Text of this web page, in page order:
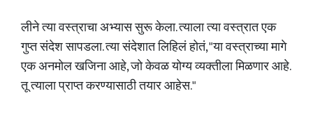
लीने त्या वस्त्राचा अभ्यास सुरू केला. त्याला त्या वस्त्रात एक
गुप्त संदेश सापडला. त्या संदेशात लिहिलं होतं, "या वस्त्राच्या मागे
एक अनमोल खजिना आहे, जो केवळ योग्य व्यक्तीला मिळणार आहे.
तू त्याला प्राप्त करण्यासाठी तयार आहेस."